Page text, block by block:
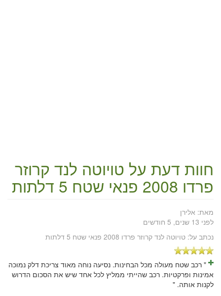
חוות דעת על טויוטה לנד קרוזר
פרדו 2008 פנאי שטח 5 דלתות
מאת: אלירן
לפני 13 שנים, 5 חודשים
נכתב על: טויוטה לנד קרוזר פרדו 2008 פנאי שטח 5 דלתות
" רכב שטח מעולה מכל הבחינות. נסיעה נוחה מאוד צריכת דלק נמוכה
אמינות ופרקטיות. רכב שהייתי ממליץ לכל אחד שיש את הסכום הדרוש
לקנות אותה. "